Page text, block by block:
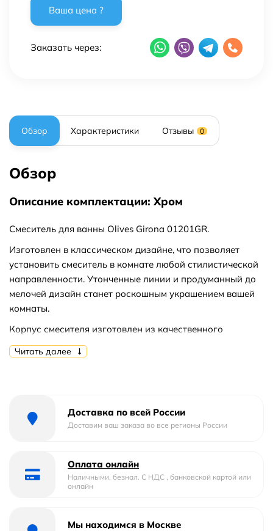
Заказать через:
Обзор Характеристики Отзывы 0
Обзор
Описание комплектации: Хром
Смеситель для ванны Olives Girona 01201GR.
Изготовлен в классическом дизайне, что позволяет
установить смеситель в комнате любой стилистической
направленности. Утонченные линии и продуманный до
мелочей дизайн станет роскошным украшением вашей
комнаты.
Корпус смесителя изготовлен из качественного
латунного сплава.
Стандарт подводки: жесткий 1/2.
Смеситель;
Керамические кран-буксы;
Душевая лейка Touch Clean (1 режим);
Читать далее
Доставка по всей России
Доставим ваш заказа во все регионы России
Оплата онлайн
Наличными, безнал. С НДС , банковской картой или
онлайн
Мы находимся в Москве